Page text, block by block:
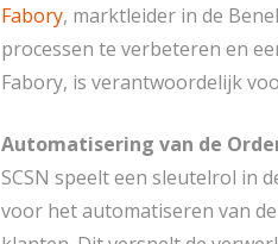
Fabory, marktleider in de
processen te verbeteren en
Fabory, is verantwoordelijk
Automatisering van de
SCSN speelt een sleutelrol in
voor het automatiseren van